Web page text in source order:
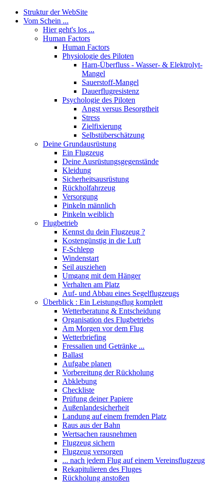
Struktur der WebSite
Vom Schein ...
Hier geht's los ...
Human Factors
Human Factors
Physiologie des Piloten
Harn-Überfluss - Wasser- & Elektrolyt-
Mangel
Sauerstoff-Mangel
Dauerflugresistenz
Psychologie des Piloten
Angst versus Besorgtheit
Stress
Zielfixierung
Selbstüberschätzung
Deine Grundausrüstung
Ein Flugzeug
Deine Ausrüstungsgegenstände
Kleidung
Sicherheitsausrüstung
Rückholfahrzeug
Versorgung
Pinkeln männlich
Pinkeln weiblich
Flugbetrieb
Kennst du dein Flugzeug ?
Kostengünstig in die Luft
F-Schlepp
Windenstart
Seil ausziehen
Umgang mit dem Hänger
Verhalten am Platz
Auf- und Abbau eines Segelflugzeugs
Überblick : Ein Leistungsflug komplett
Wetterberatung & Entscheidung
Organisation des Flugbetriebs
Am Morgen vor dem Flug
Wetterbriefing
Fressalien und Getränke ...
Ballast
Aufgabe planen
Vorbereitung der Rückholung
Abklebung
Checkliste
Prüfung deiner Papiere
Außenlandesicherheit
Landung auf einem fremden Platz
Raus aus der Bahn
Wertsachen rausnehmen
Flugzeug sichern
Flugzeug versorgen
... nach jedem Flug auf einem Vereinsflugzeug
Rekapitulieren des Fluges
Rückholung anstoßen